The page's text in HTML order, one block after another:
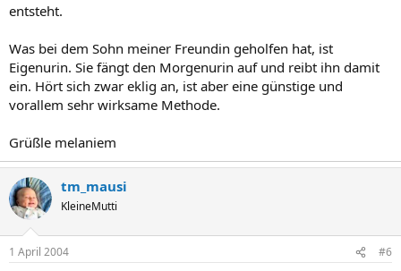
entsteht.
Was bei dem Sohn meiner Freundin geholfen hat, ist
Eigenurin. Sie fängt den Morgenurin auf und reibt ihn damit
ein. Hört sich zwar eklig an, ist aber eine günstige und
vorallem sehr wirksame Methode.
Grüßle melaniem
tm_mausi
KleineMutti
1 April 2004 #6